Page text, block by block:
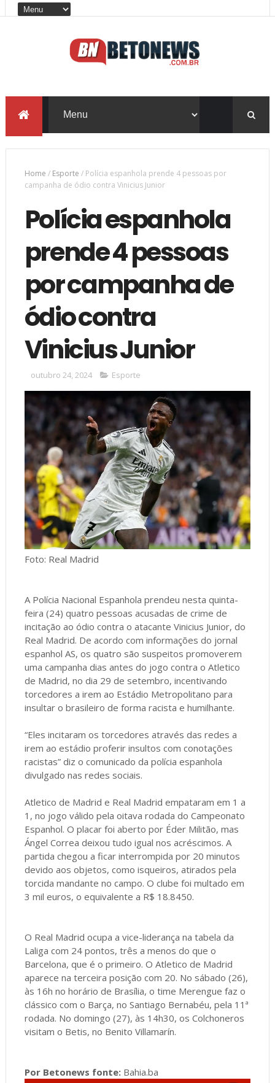
Home / Esporte / Polícia espanhola prende 4 pessoas por
campanha de ódio contra Vinicius Junior
Polícia espanhola
prende 4 pessoas
por campanha de
ódio contra
Vinicius Junior
outubro 24, 2024 Esporte
Foto: Real Madrid
A Polícia Nacional Espanhola prendeu nesta quinta-
feira (24) quatro pessoas acusadas de crime de
incitação ao ódio contra o atacante Vinicius Junior, do
Real Madrid. De acordo com informações do jornal
espanhol AS, os quatro são suspeitos promoverem
uma campanha dias antes do jogo contra o Atletico
de Madrid, no dia 29 de setembro, incentivando
torcedores a irem ao Estádio Metropolitano para
insultar o brasileiro de forma racista e humilhante.
“Eles incitaram os torcedores através das redes a
irem ao estádio proferir insultos com conotações
racistas” diz o comunicado da polícia espanhola
divulgado nas redes sociais.
Atletico de Madrid e Real Madrid empataram em 1 a
1, no jogo válido pela oitava rodada do Campeonato
Espanhol. O placar foi aberto por Éder Militão, mas
Ángel Correa deixou tudo igual nos acréscimos. A
partida chegou a ficar interrompida por 20 minutos
devido aos objetos, como isqueiros, atirados pela
torcida mandante no campo. O clube foi multado em
3 mil euros, o equivalente a R$ 18.8450.
O Real Madrid ocupa a vice-liderança na tabela da
Laliga com 24 pontos, três a menos do que o
Barcelona, que é o primeiro. O Atletico de Madrid
aparece na terceira posição com 20. No sábado (26),
às 16h no horário de Brasília, o time Merengue faz o
clássico com o Barça, no Santiago Bernabéu, pela 11ª
rodada. No domingo (27), às 14h30, os Colchoneros
visitam o Betis, no Benito Villamarín.
Por Betonews fonte:Bahia.ba